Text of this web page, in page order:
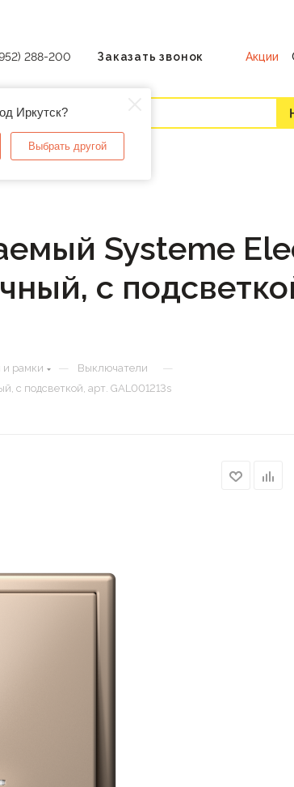
Иркутск?
Выбрать другой
288-200 Заказать звонок Акции
Systeme
с
и рамки — Выключатели —
с подсветкой, арт. GAL001213s